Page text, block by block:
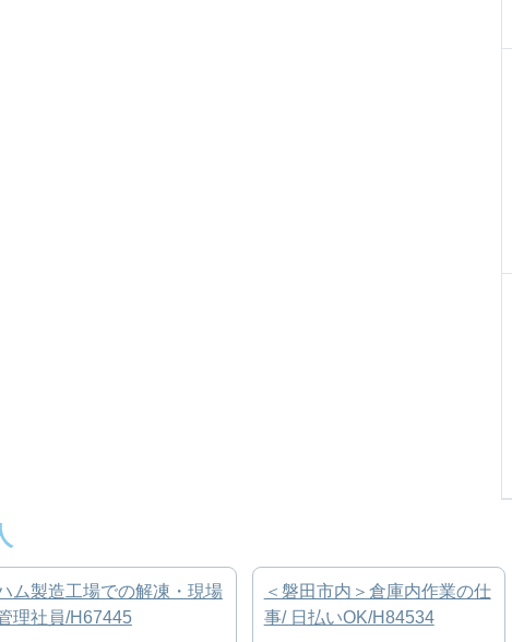
ム製造工場での解凍・現場
理社員/H67445
＜磐田市内＞倉庫内作業の仕
事/ 日払いOK/H84534